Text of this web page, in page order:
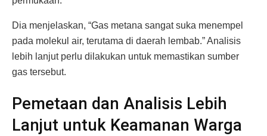
Dia menjelaskan, “Gas metana sangat suka menempel
pada molekul air, terutama di daerah lembab.” Analisis
lebih lanjut perlu dilakukan untuk memastikan sumber
gas tersebut.
Pemetaan dan Analisis Lebih
Lanjut untuk Keamanan Warga